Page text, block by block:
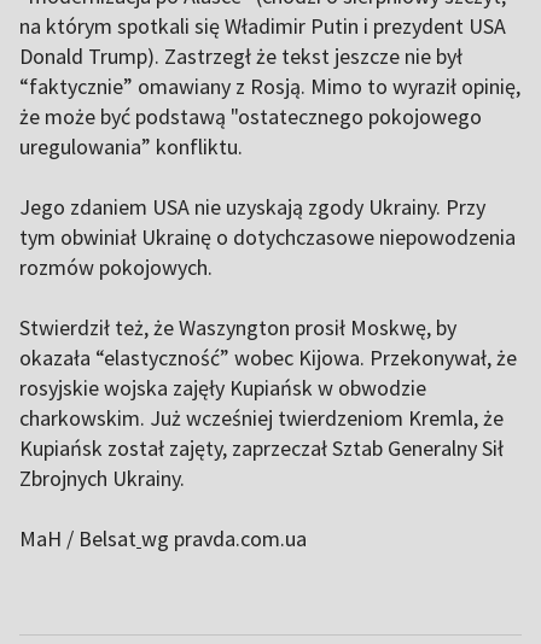
na którym spotkali się Władimir Putin i prezydent USA
Donald Trump). Zastrzegł że tekst jeszcze nie był
“faktycznie” omawiany z Rosją. Mimo to wyraził opinię,
że może być podstawą "ostatecznego pokojowego
uregulowania” konfliktu.
Jego zdaniem USA nie uzyskają zgody Ukrainy. Przy
tym obwiniał Ukrainę o dotychczasowe niepowodzenia
rozmów pokojowych.
Stwierdził też, że Waszyngton prosił Moskwę, by
okazała “elastyczność” wobec Kijowa. Przekonywał, że
rosyjskie wojska zajęły Kupiańsk w obwodzie
charkowskim. Już wcześniej twierdzeniom Kremla, że
Kupiańsk został zajęty, zaprzeczał Sztab Generalny Sił
Zbrojnych Ukrainy.
MaH / Belsatwg pravda.com.ua